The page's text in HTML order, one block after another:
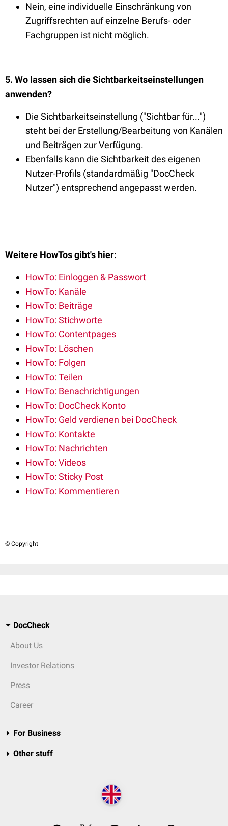
Nein, eine individuelle Einschränkung von
Zugriffsrechten auf einzelne Berufs- oder
Fachgruppen ist nicht möglich.
5. Wo lassen sich die Sichtbarkeitseinstellungen
anwenden?
Die Sichtbarkeitseinstellung ("Sichtbar für...")
steht bei der Erstellung/Bearbeitung von Kanälen
und Beiträgen zur Verfügung.
Ebenfalls kann die Sichtbarkeit des eigenen
Nutzer-Profils (standardmäßig "DocCheck
Nutzer") entsprechend angepasst werden.
Weitere HowTos gibt's hier:
HowTo: Einloggen & Passwort
HowTo: Kanäle
HowTo: Beiträge
HowTo: Stichworte
HowTo: Contentpages
HowTo: Löschen
HowTo: Folgen
HowTo: Teilen
HowTo: Benachrichtigungen
HowTo: DocCheck Konto
HowTo: Geld verdienen bei DocCheck
HowTo: Kontakte
HowTo: Nachrichten
HowTo: Videos
HowTo: Sticky Post
HowTo: Kommentieren
© Copyright
DocCheck
About Us
Investor Relations
Press
Career
For Business
Other stuff